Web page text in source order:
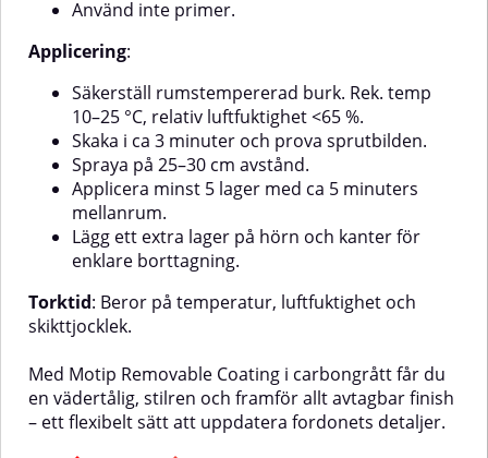
Använd inte primer.
Applicering:
Säkerställ rumstempererad burk. Rek. temp
10–25 °C, relativ luftfuktighet <65 %.
Skaka i ca 3 minuter och prova sprutbilden.
Spraya på 25–30 cm avstånd.
Applicera minst 5 lager med ca 5 minuters
mellanrum.
Lägg ett extra lager på hörn och kanter för
enklare borttagning.
Torktid: Beror på temperatur, luftfuktighet och
skikttjocklek.
Med Motip Removable Coating i carbongrått får du
en vädertålig, stilren och framför allt avtagbar finish
– ett flexibelt sätt att uppdatera fordonets detaljer.